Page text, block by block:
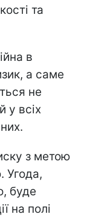
та
в
а саме
не
у всіх
з метою
Угода,
буде
на полі